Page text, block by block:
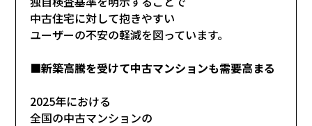
中古住宅に対して抱きやすい
ユーザーの不安の軽減を図っています。
■新築高騰を受けて中古マンションも需要高まる
2025年における
全国の中古マンションの